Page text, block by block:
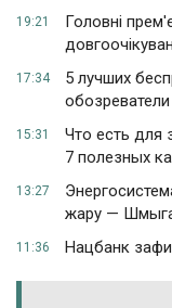
19:21
Головні
17:34
5 лучших
обозреватели
15:31
Что есть для
7 полезных
13:27
жару —
11:36 Нацбанк